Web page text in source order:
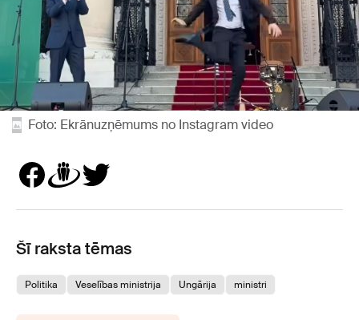
Foto: Ekrānuzņēmums no Instagram video
Šī raksta tēmas
Politika Veselības ministrija Ungārija ministri